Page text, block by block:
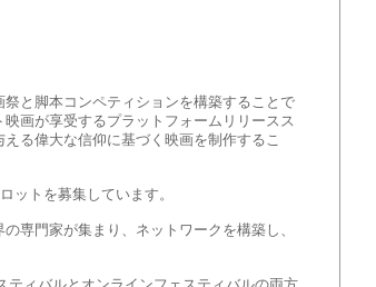
と脚本コンペティションを構築することで
画が享受するプラットフォームリリースス
る偉大な信仰に基づく映画を制作するこ
ットを募集しています。
専門家が集まり、ネットワークを構築し、